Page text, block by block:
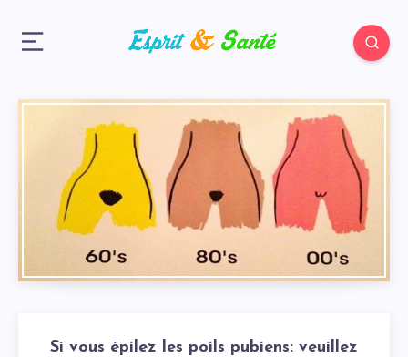
Si vous épilez les poils pubiens: veuillez